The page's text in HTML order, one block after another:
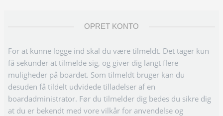
OPRET KONTO
For at kunne logge ind skal du være tilmeldt. Det tager kun
få sekunder at tilmelde sig, og giver dig langt flere
muligheder på boardet. Som tilmeldt bruger kan du
desuden få tildelt udvidede tilladelser af en
boardadministrator. Før du tilmelder dig bedes du sikre dig
at du er bekendt med vore vilkår for anvendelse og